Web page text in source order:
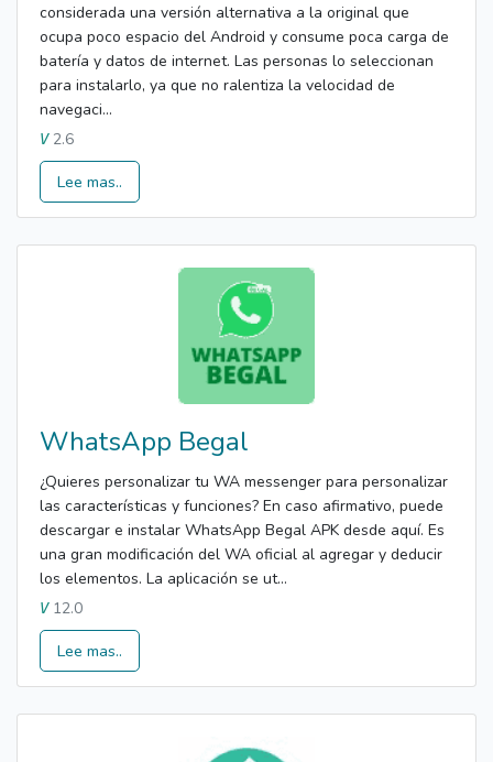
considerada una versión alternativa a la original que
ocupa poco espacio del Android y consume poca carga de
batería y datos de internet. Las personas lo seleccionan
para instalarlo, ya que no ralentiza la velocidad de
navegaci...
V2.6
Lee mas..
WhatsApp Begal
¿Quieres personalizar tu WA messenger para personalizar
las características y funciones? En caso afirmativo, puede
descargar e instalar WhatsApp Begal APK desde aquí. Es
una gran modificación del WA oficial al agregar y deducir
los elementos. La aplicación se ut...
V12.0
Lee mas..